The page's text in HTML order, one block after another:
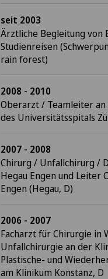
seit 2003
Ärztliche Begleitung von
Studienreisen
rain forest)
2008 - 2010
Oberarzt / Teamleiter
des Universitätsspitals
2007 - 2008
Chirurg / Unfallchirurg /
Hegau Engen und Leiter
Engen (Hegau, D)
2006 - 2007
Facharzt für Chirurgie in
Unfallchirurgie an der
Plastische- und
am Klinikum Konstanz, D